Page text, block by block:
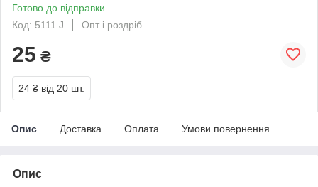
Готово до відправки
Код: 5111 J
Опт і роздріб
25 ₴
24 ₴ від 20 шт.
Опис Доставка Оплата Умови повернення
Опис